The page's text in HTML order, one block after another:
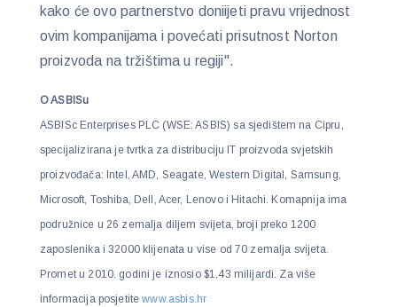
kako će ovo partnerstvo doniijeti pravu vrijednost
ovim kompanijama i povećati prisutnost Norton
proizvoda na tržištima u regiji".
O ASBISu
ASBISc Enterprises PLC (WSE: ASBIS) sa sjedištem na Cipru,
specijalizirana je tvrtka za distribuciju IT proizvoda svjetskih
proizvođača: Intel, AMD, Seagate, Western Digital, Samsung,
Microsoft, Toshiba, Dell, Acer, Lenovo i Hitachi. Komapnija ima
podružnice u 26 zemalja diljem svijeta, broji preko 1200
zaposlenika i 32000 klijenata u vise od 70 zemalja svijeta.
Promet u 2010. godini je iznosio $1,43 milijardi. Za više
informacija posjetitewww.asbis.hr